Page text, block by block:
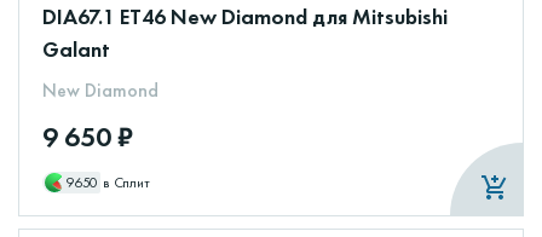
DIA67.1 ET46 New Diamond для Mitsubishi
Galant
New Diamond
9 650 ₽
9650 в Сплит